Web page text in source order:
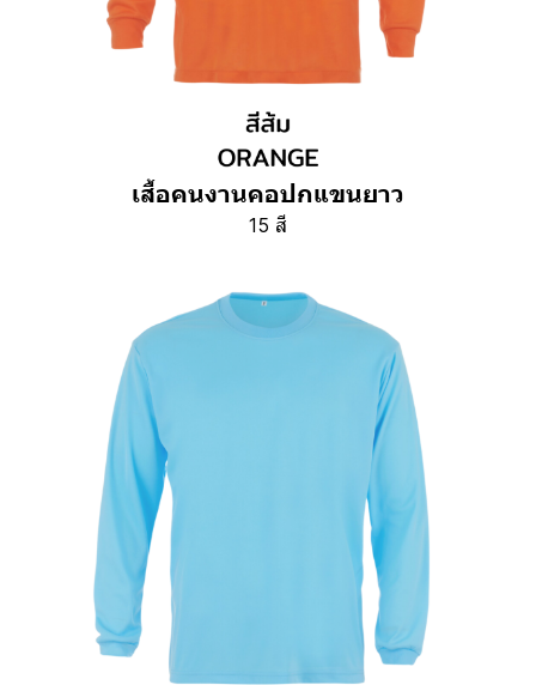
เสื้อคนงานคอปกแขนยาว
15 สี